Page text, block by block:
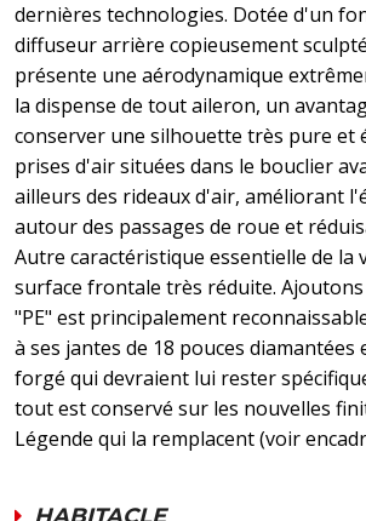
dernières technologies. Dotée d'un
diffuseur arrière copieusement
présente une aérodynamique
la dispense de tout aileron, un
conserver une silhouette très pure et
prises d'air situées dans le bouclier
ailleurs des rideaux d'air, améliorant
autour des passages de roue et
Autre caractéristique essentielle de la
surface frontale très réduite. Ajoutons
"PE" est principalement
à ses jantes de 18 pouces diamantées
forgé qui devraient lui rester
tout est conservé sur les nouvelles
Légende qui la remplacent (voir